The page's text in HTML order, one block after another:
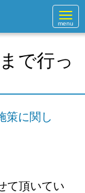
N
a
v
a
o
で行っ
策に関し
て頂いてい